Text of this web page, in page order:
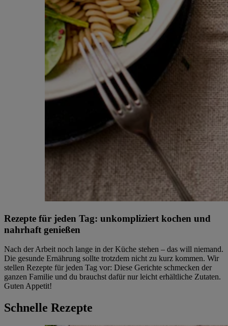
Rezepte für jeden Tag: unkompliziert kochen und
nahrhaft genießen
Nach der Arbeit noch lange in der Küche stehen – das will niemand.
Die gesunde Ernährung sollte trotzdem nicht zu kurz kommen. Wir
stellen Rezepte für jeden Tag vor: Diese Gerichte schmecken der
ganzen Familie und du brauchst dafür nur leicht erhältliche Zutaten.
Guten Appetit!
Schnelle Rezepte